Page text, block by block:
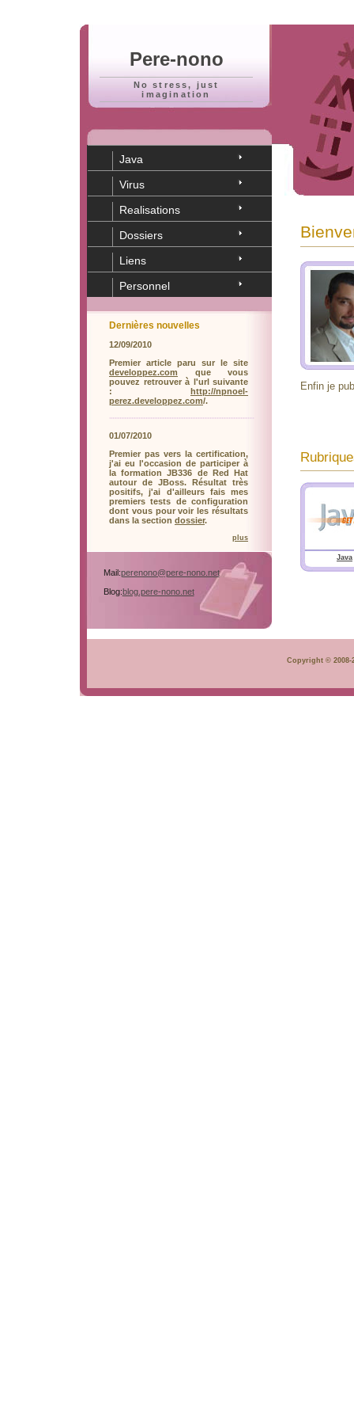
Pere-nono
No stress, just
imagination
Java
Virus
Realisations
Dossiers
Liens
Personnel
Dernières nouvelles
12/09/2010
Premier article paru sur le site
developpez.com que vous
pouvez retrouver à l'url suivante
: http://npnoel-
perez.developpez.com/.
01/07/2010
Premier pas vers la certification,
j'ai eu l'occasion de participer à
la formation JB336 de Red Hat
autour de JBoss. Résultat très
positifs, j'ai d'ailleurs fais mes
premiers tests de configuration
dont vous pour voir les résultats
dans la section dossier.
plus
Mail:perenono@pere-nono.net
Blog:blog.pere-nono.net
Enfin je
Java
Copyright © 2008-